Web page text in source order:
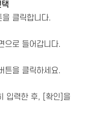
클릭합니다.
으로 들어갑니다.
튼을 클릭하세요.
입력한 후, [확인]을